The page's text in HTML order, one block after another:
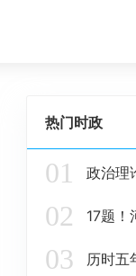
热门时政
01 政治理
02 17题！
03 历时五年潜